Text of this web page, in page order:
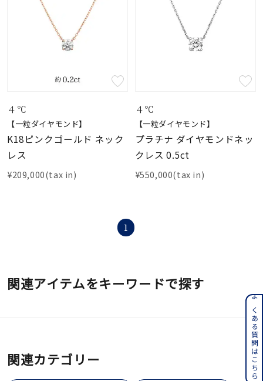
着用シーン
コレクション
４℃
【一粒ダイヤモンド】
K18ピンクゴールド ネック
レス
¥209,000(tax in)
４℃
【一粒ダイヤモンド】
プラチナ ダイヤモンドネッ
クレス 0.5ct
¥550,000(tax in)
1
関連アイテムをキーワードで探す
関連カテゴリー よくある質問はこちら